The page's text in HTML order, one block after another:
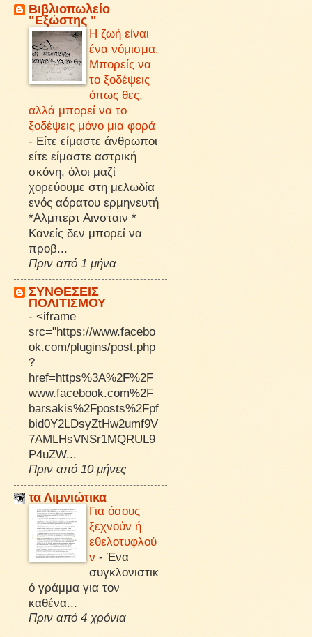
Βιβλιοπωλείο
"Εξώστης "
Η ζωή είναι
ένα νόμισμα.
Μπορείς να
το ξοδέψεις
όπως θες,
αλλά μπορεί να το
ξοδέψεις μόνο μια φορά
- Είτε είμαστε άνθρωποι
είτε είμαστε αστρική
σκόνη, όλοι μαζί
χορεύουμε στη μελωδία
ενός αόρατου ερμηνευτή
*Αλμπερτ Αινσταιν *
Κανείς δεν μπορεί να
προβ...
Πριν από 1 μήνα
ΣΥΝΘΕΣΕΙΣ
ΠΟΛΙΤΙΣΜΟΥ
- <iframe
src="https://www.facebo
ok.com/plugins/post.php
?
href=https%3A%2F%2F
www.facebook.com%2F
barsakis%2Fposts%2Fpf
bid0Y2LDsyZtHw2umf9V
7AMLHsVNSr1MQRUL9
P4uZW...
Πριν από 10 μήνες
τα Λιμνιώτικα
Για όσους
ξεχνούν ή
εθελοτυφλού
ν - Ένα
συγκλονιστικ
ό γράμμα για τον
καθένα...
Πριν από 4 χρόνια